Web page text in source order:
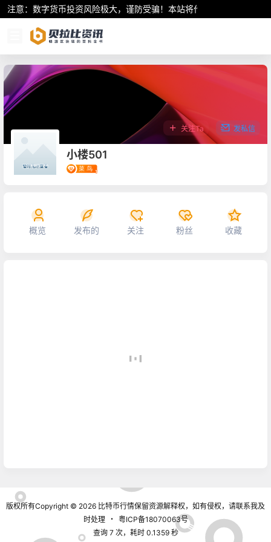
注意：数字货币投资风险极大，谨防受骗！本站将作为行业资讯共享
小楼501
关注Ta 发私信
概览 发布的 关注 粉丝 收藏
版权所有Copyright © 2026 比特币行情保留资源解释权，如有侵权，请联系我及
时处理
・ 粤ICP备18070063号
查询 7 次，耗时 0.1359 秒